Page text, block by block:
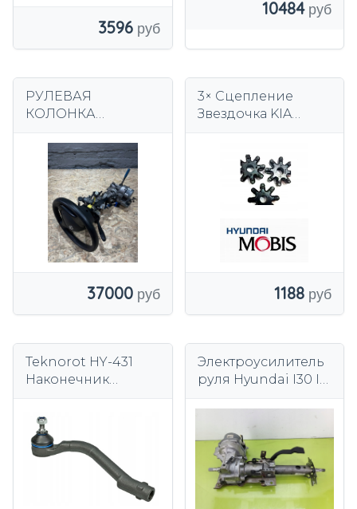
3596
10484
РУЛЕВАЯ
КОЛОНКА
HYUNDAI I30 I
EUROPA
563002L600
37000
3× Сцепление
Звездочка KIA
Оригинал
1188
Teknorot HY-431
Наконечник
Электроусилитель
руля Hyundai I30 I
2L56300700